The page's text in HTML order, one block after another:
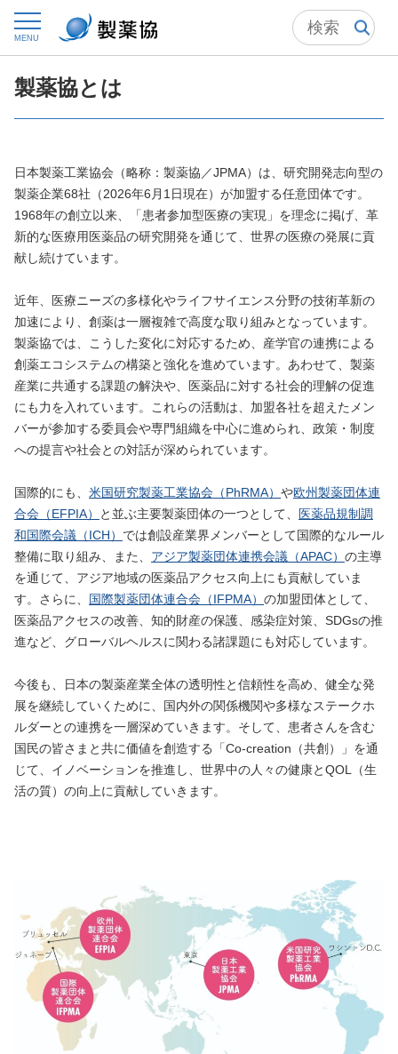
MENU
トップ 製薬協について 製薬協とは
製薬協とは
日本製薬工業協会（略称：製薬協／JPMA）は、研究開発志向型の
製薬企業68社（2026年6月1日現在）が加盟する任意団体です。
1968年の創立以来、「患者参加型医療の実現」を理念に掲げ、革
新的な医療用医薬品の研究開発を通じて、世界の医療の発展に貢
献し続けています。
近年、医療ニーズの多様化やライフサイエンス分野の技術革新の
加速により、創薬は一層複雑で高度な取り組みとなっています。
製薬協では、こうした変化に対応するため、産学官の連携による
創薬エコシステムの構築と強化を進めています。あわせて、製薬
産業に共通する課題の解決や、医薬品に対する社会的理解の促進
にも力を入れています。これらの活動は、加盟各社を超えたメン
バーが参加する委員会や専門組織を中心に進められ、政策・制度
への提言や社会との対話が深められています。
国際的にも、 米国研究製薬工業協会（PhRMA） や欧州製薬団体連
合会（EFPIA）
と並ぶ主要製薬団体の一つとして、
医薬品規制調
和国際会議（ICH） では創設産業界メンバーとして国際的なルール
整備に取り組み、また、 アジア製薬団体連携会議（APAC） の主導
を通じて、アジア地域の医薬品アクセス向上にも貢献していま
す。さらに、
国際製薬団体連合会（IFPMA） の加盟団体として、
医薬品アクセスの改善、知的財産の保護、感染症対策、SDGsの推
進など、グローバルヘルスに関わる諸課題にも対応しています。
今後も、日本の製薬産業全体の透明性と信頼性を高め、健全な発
展を継続していくために、国内外の関係機関や多様なステークホ
ルダーとの連携を一層深めていきます。そして、患者さんを含む
国民の皆さまと共に価値を創造する「Co-creation（共創）」を通
じて、イノベーションを推進し、世界中の人々の健康とQOL（生
活の質）の向上に貢献していきます。